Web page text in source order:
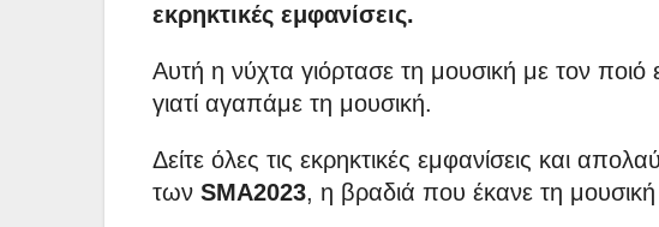
εκρηκτικές εμφανίσεις.
Αυτή η νύχτα γιόρτασε τη μουσική με τον
γιατί αγαπάμε τη μουσική.
Δείτε όλες τις εκρηκτικές εμφανίσεις και
των SMA2023, η βραδιά που έκανε τη